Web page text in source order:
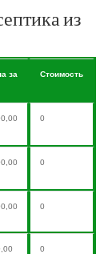
из
за
Стоимость
0
0
0
0